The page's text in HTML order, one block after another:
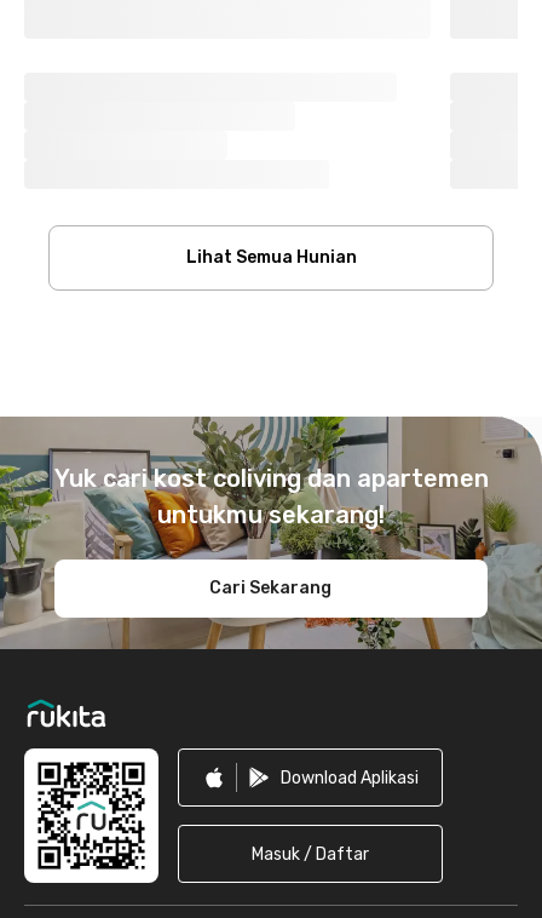
Lihat Semua Hunian
Yuk cari kost coliving dan apartemen
untukmu sekarang!
Cari Sekarang
Download Aplikasi
Masuk / Daftar